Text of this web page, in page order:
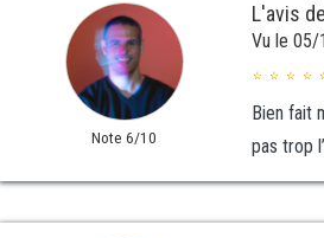
Note 6/10
L'avis
Vu le
Bien fait
pas trop